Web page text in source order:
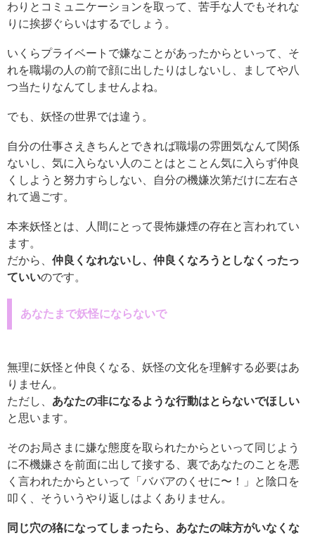
わりとコミュニケーションを取って、苦手な人でもそれな
りに挨拶ぐらいはするでしょう。
いくらプライベートで嫌なことがあったからといって、そ
れを職場の人の前で顔に出したりはしないし、ましてや八
つ当たりなんてしませんよね。
でも、妖怪の世界では違う。
自分の仕事さえきちんとできれば職場の雰囲気なんて関係
ないし、気に入らない人のことはとことん気に入らず仲良
くしようと努力すらしない、自分の機嫌次第だけに左右さ
れて過ごす。
本来妖怪とは、人間にとって畏怖嫌煙の存在と言われてい
ます。
だから、 仲良くなれないし、仲良くなろうとしなくったっ
ていいのです。
あなたまで妖怪にならないで
無理に妖怪と仲良くなる、妖怪の文化を理解する必要はあ
りません。
ただし、 あなたの非になるような行動はとらないでほしい
と思います。
そのお局さまに嫌な態度を取られたからといって同じよう
に不機嫌さを前面に出して接する、裏であなたのことを悪
く言われたからといって「ババアのくせに〜！」と陰口を
叩く、そういうやり返しはよくありません。
同じ穴の狢になってしまったら、あなたの味方がいなくな